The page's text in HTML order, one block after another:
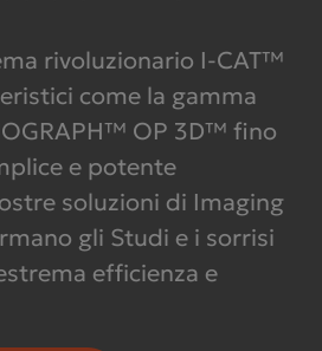
rivoluzionario I-CAT™
come la gamma
OP 3D™ fino
e potente
soluzioni di Imaging
gli Studi e i sorrisi
efficienza e